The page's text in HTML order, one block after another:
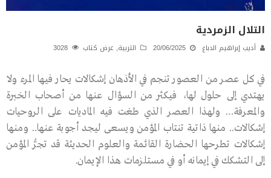
التلال الزمردية
أديب إبراهيم الدباغ 20/06/2025 التربية, عرض كتاب
في كل عصر من العصور تنجم في الأذهان إشكالات يحار فيها المرء ولا
يهتدي إلى حلول لها، فيكثر من السؤال عنها من أصحاب الخبرة
والمعرفة… ولهذا العصر الذي طغت فيه الماديات على الروحيات
إشكالات.. منها ذاتية تنتاب المؤمن ويسعى ليجد أجوبة عنها.. ومنها
إشكالات تطرحها الحضارة القائمة والعلوم الحديثة قد تجرُّ المؤمن
إلى التشكك في إيمانه أو في مستلزمات هذا الإيمان.